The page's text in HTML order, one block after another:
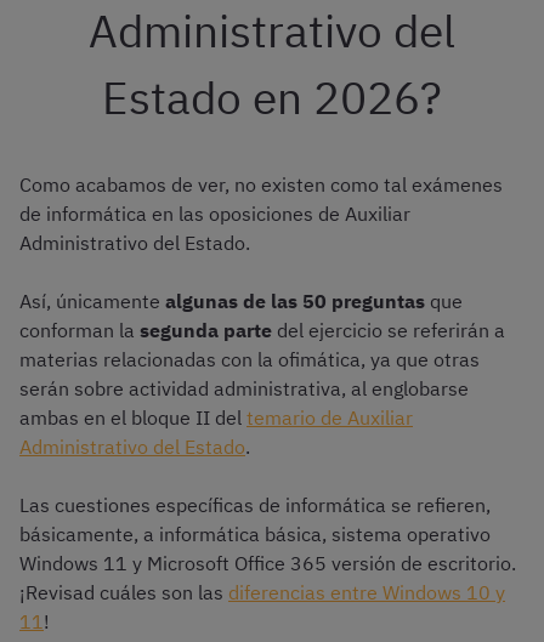
Administrativo del
Estado en 2026?
Como acabamos de ver, no existen como tal exámenes
de informática en las oposiciones de Auxiliar
Administrativo del Estado.
Así, únicamente algunas de las 50 preguntas que
conforman la segunda parte del ejercicio se referirán a
materias relacionadas con la ofimática, ya que otras
serán sobre actividad administrativa, al englobarse
ambas en el bloque II del temario de Auxiliar
Administrativo del Estado.
Las cuestiones específicas de informática se refieren,
básicamente, a informática básica, sistema operativo
Windows 11 y Microsoft Office 365 versión de escritorio.
¡Revisad cuáles son las diferencias entre Windows 10 y
11!